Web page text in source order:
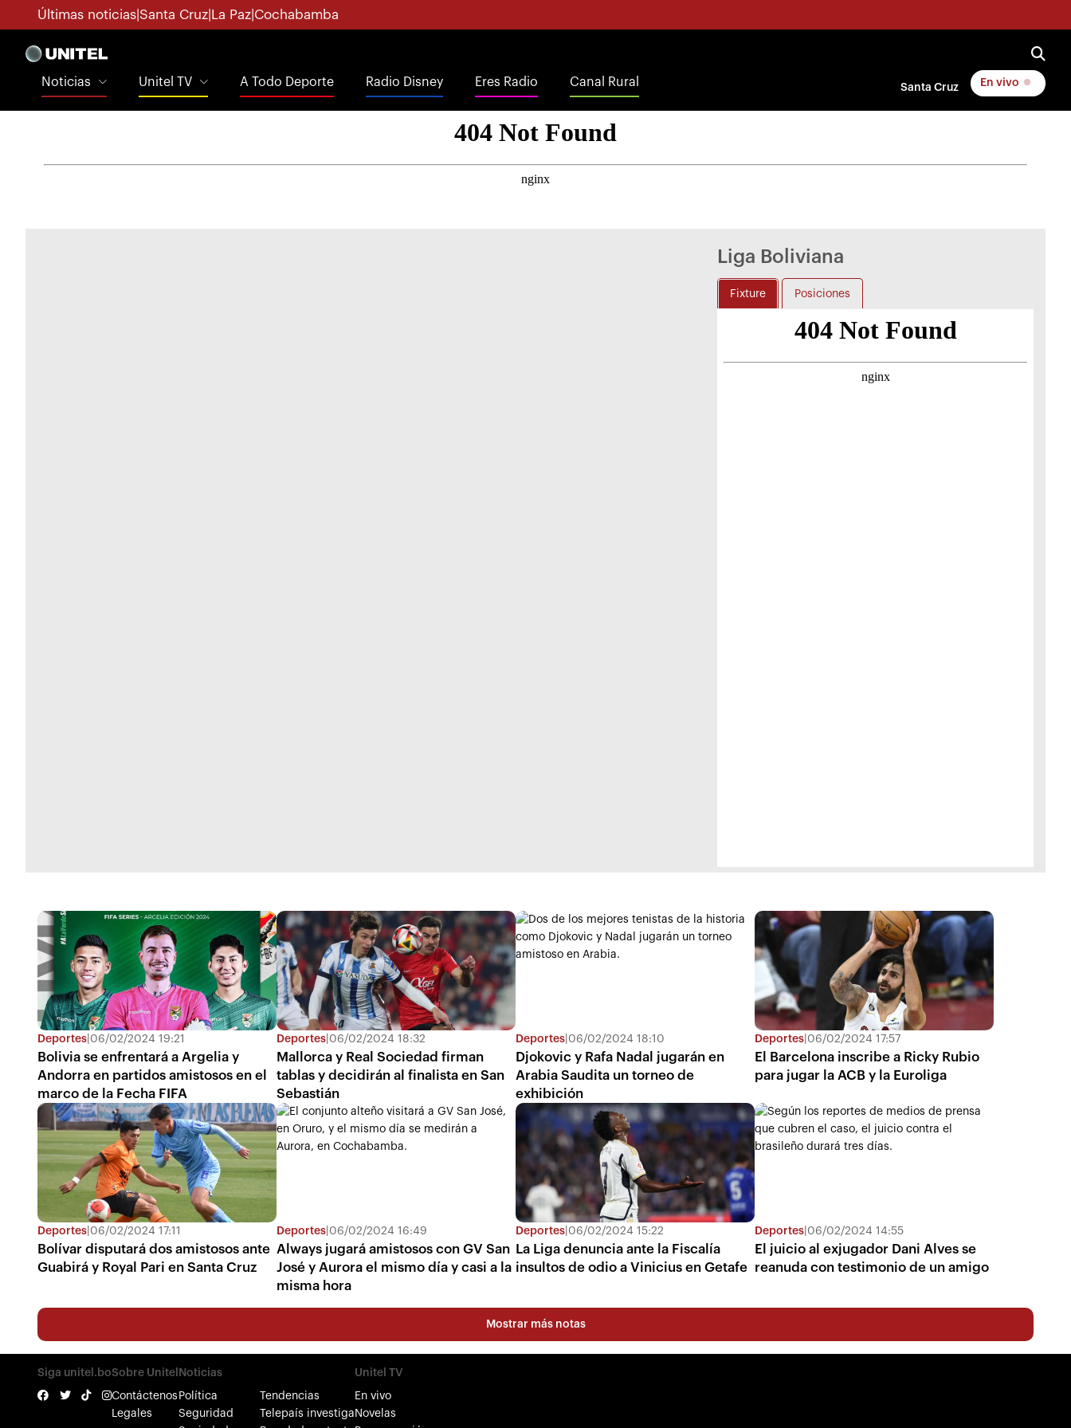
Últimas noticias Santa Cruz La Paz Cochabamba
Noticias Unitel TV A Todo Deporte Radio Disney Eres Radio Canal Rural Santa Cruz En vivo
Liga Boliviana
Fixture Posiciones
Deportes 06/02/2024 19:21
Bolivia se enfrentará a Argelia y
Andorra en partidos amistosos en el
marco de la Fecha FIFA
Deportes 06/02/2024 18:32
Mallorca y Real Sociedad firman
tablas y decidirán al finalista en San
Sebastián
Deportes 06/02/2024 18:10
Djokovic y Rafa Nadal jugarán en
Arabia Saudita un torneo de
exhibición
Deportes 06/02/2024 17:57
El Barcelona inscribe a Ricky Rubio
para jugar la ACB y la Euroliga
Deportes 06/02/2024 17:11
Bolívar disputará dos amistosos ante
Guabirá y Royal Pari en Santa Cruz
Deportes 06/02/2024 16:49
Always jugará amistosos con GV San
José y Aurora el mismo día y casi a la
misma hora
Deportes 06/02/2024 15:22
La Liga denuncia ante la Fiscalía
insultos de odio a Vinicius en Getafe
Deportes 06/02/2024 14:55
El juicio al exjugador Dani Alves se
reanuda con testimonio de un amigo
Mostrar más notas
Siga unitel.boSobre Unitel
Contáctenos
Legales
Noticias
Política
Seguridad
Tendencias
Telepaís investiga
Unitel TV
En vivo
Novelas